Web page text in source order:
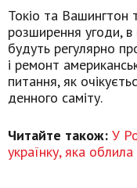
Токіо та Вашингтон
розширення угоди, в
будуть регулярно
і ремонт
питання, як
денного саміту.
Читайте також: У
українку, яка